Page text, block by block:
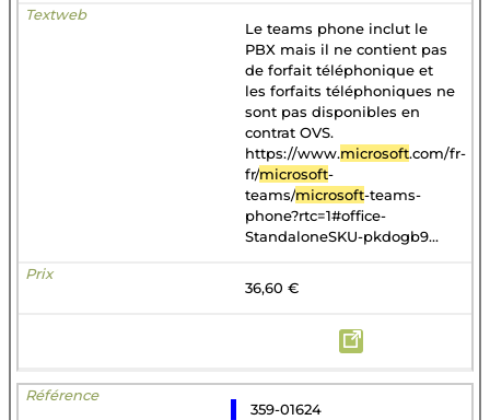
Le teams phone inclut le
PBX mais il ne contient pas
de forfait téléphonique et
les forfaits téléphoniques ne
sont pas disponibles en
contrat OVS.
https://www.microsoft.com/fr-
fr/microsoft-
teams/microsoft-teams-
phone?rtc=1#office-
StandaloneSKU-pkdogb9...
36,60 €
359-01624